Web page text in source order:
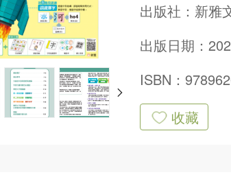
出版社： 新雅
出版日期：
ISBN：
收藏